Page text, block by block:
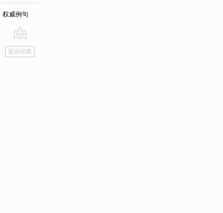
权威例句
go
top
返回词典